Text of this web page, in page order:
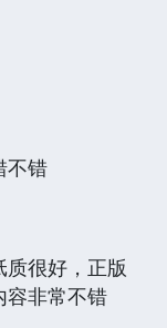
不错
很好，正版
容非常不错